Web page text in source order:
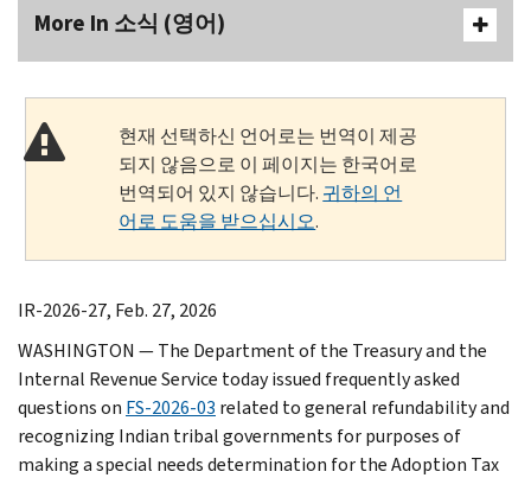
More In 소식 (영어)
현재 선택하신 언어로는 번역이 제공
되지 않음으로 이 페이지는 한국어로
번역되어 있지 않습니다. 귀하의 언
어로 도움을 받으십시오.
IR-2026-27, Feb. 27, 2026
WASHINGTON — The Department of the Treasury and the
Internal Revenue Service today issued frequently asked
questions on FS-2026-03 related to general refundability and
recognizing Indian tribal governments for purposes of
making a special needs determination for the Adoption Tax